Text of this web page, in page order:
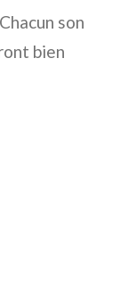
son
bien